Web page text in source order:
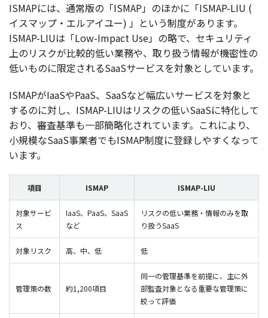
ISMAPには、 通常版の「ISMAP」のほかに「ISMAP-LIU (
イスマップ・エルアイユー) 」という制度があります。
ISMAP-LIUは「Low-Impact Use」の略で、 セキュリティ
上のリスクが比較的低い業務や、取り扱う情報が機密性の
低いものに限定されるSaaSサービスを対象としています。
ISMAPがIaaSやPaaS、SaaSなど幅広いサービスを対象と
するのに対し、ISMAP-LIUはリスクの低いSaaSに特化して
おり、 審査基準も一部簡略化されています。これにより、
小規模なSaaS事業者でもISMAP制度に登録しやすくなって
います。
項目 ISMAP ISMAP-LIU
対象サービ
ス
IaaS、PaaS、SaaS
など
リスクの低い業務・情報のみを取
り扱うSaaS
対象リスク 高、中、低 低
管理策の数 約1,200項目
同一の管理基準を前提に、主に外
部監査対象となる重要な管理策に
絞って評価